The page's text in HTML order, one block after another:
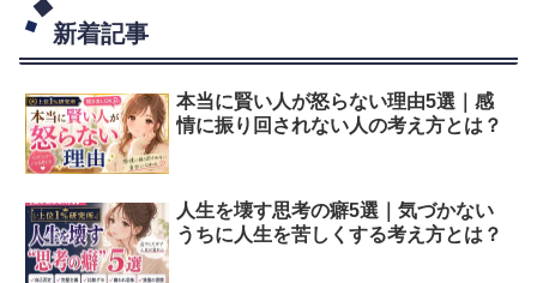
新着記事
本当に賢い人が怒らない理由5選｜感
情に振り回されない人の考え方とは？
人生を壊す思考の癖5選｜気づかない
うちに人生を苦しくする考え方とは？